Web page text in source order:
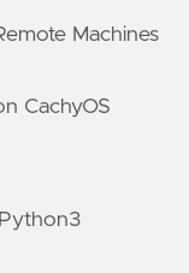
Machines
CachyOS